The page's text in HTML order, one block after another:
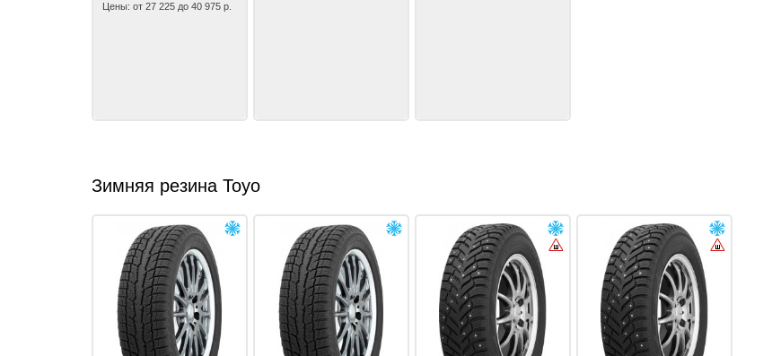
Цены: от 27 225 до 40 975 р.
Зимняя резина Toyo